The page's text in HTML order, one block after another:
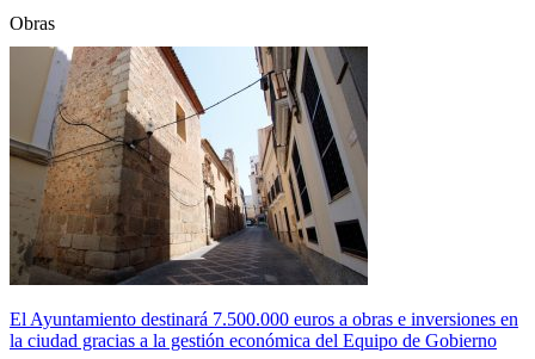
Obras
El Ayuntamiento destinará 7.500.000 euros a obras e inversiones en
la ciudad gracias a la gestión económica del Equipo de Gobierno